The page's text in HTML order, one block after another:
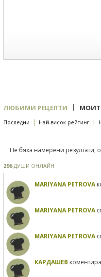
ЛЮБИМИ РЕЦЕПТИ |
Последни | Най-висок рейтинг |
Не бяха намерени резултати,
296ДУШИ ОНЛАЙН
MARIYANA PETROVA
MARIYANA PETROVA
MARIYANA PETROVA
КАРДАШЕВ